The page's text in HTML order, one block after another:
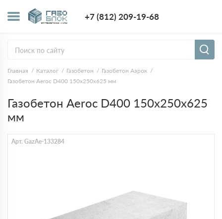
+7 (812) 209-19-68
Главная Каталог Газобетон
Газобетон Аэрок
Газобетон Aeroc D400 150х250х625 мм
Газобетон Aeroc D400 150х250х625
мм
Арт. GazAe-133284